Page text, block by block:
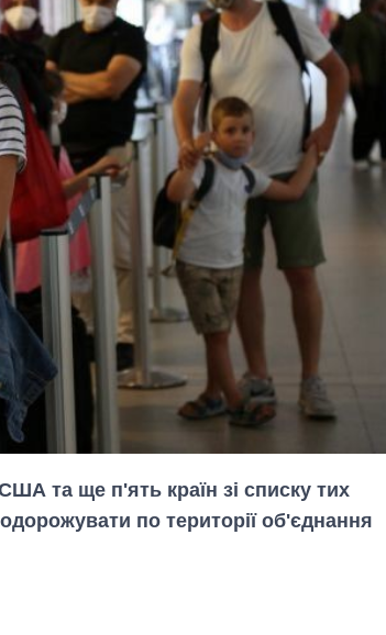
та ще п'ять країн зі списку тих
по території об'єднання